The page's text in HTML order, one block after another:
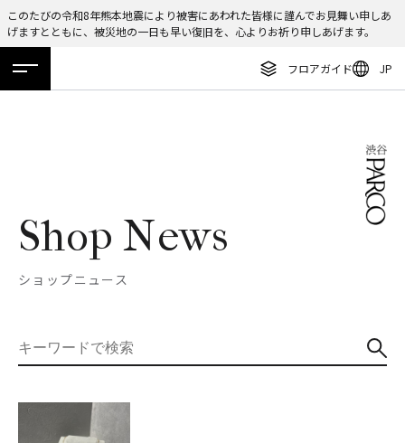
このたびの令和8年熊本地震により被害にあわれた皆様に謹んでお見舞い申しあ
げますとともに、被災地の一日も早い復旧を、心よりお祈り申しあげます。
フロアガイド JP
ホーム 特集 ニュース イベント アクセス
ニュース
特集
DELIVERY SERVICES
PARCOメンバーズ
オンラインストア
ENGLISH
繁体字
日本語
Shop News
ショップニュース